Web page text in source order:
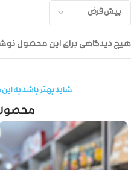
هیچ دیدگاهی برای این محصول
شاید بهتر باشد به